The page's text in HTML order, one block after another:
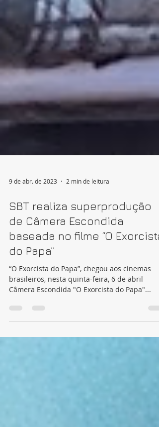
9 de abr. de 2023 2 min de leitura
SBT realiza superprodução
de Câmera Escondida
baseada no filme “O Exorcista
do Papa”
“O Exorcista do Papa”, chegou aos cinemas
Câmera Escondida "O Exorcista do Papa"...